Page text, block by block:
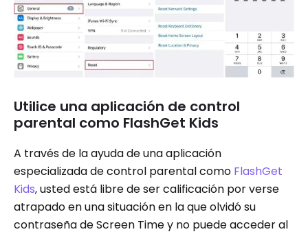
Utilice una aplicación de control
parental como FlashGet Kids
A través de la ayuda de una aplicación
especializada de control parental como FlashGet
Kids, usted está libre de ser calificación por verse
atrapado en una situación en la que olvidó su
contraseña de Screen Time y no puede acceder al